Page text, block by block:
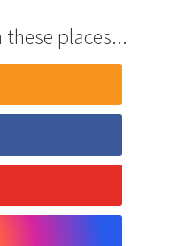
places...